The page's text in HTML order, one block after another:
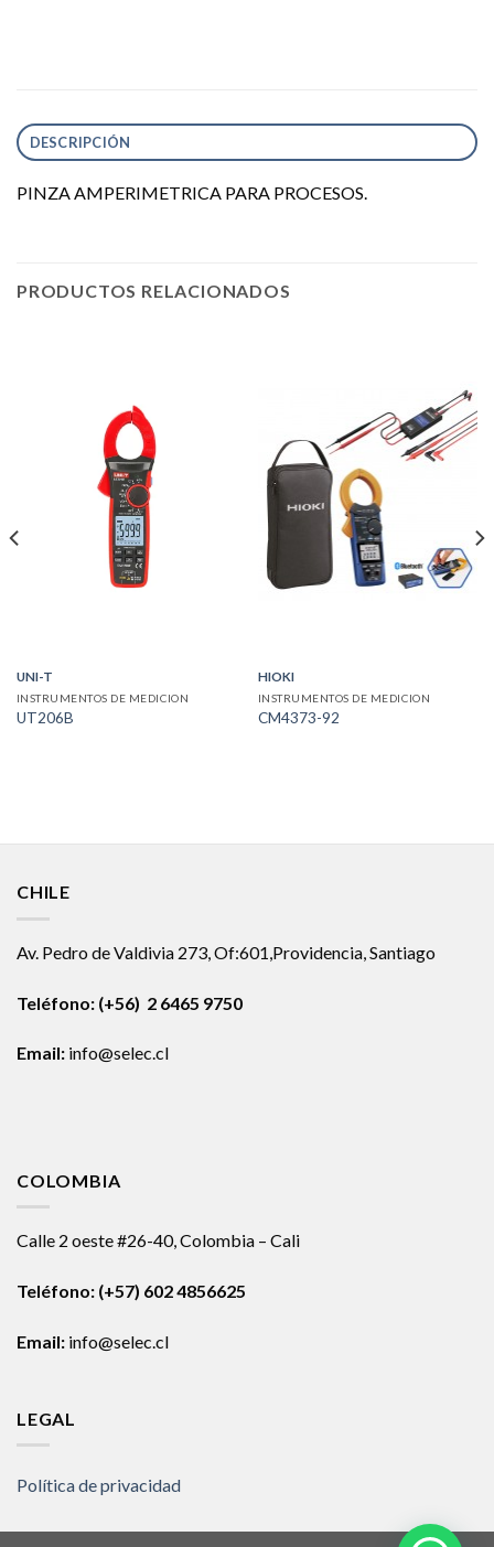
DESCRIPCIÓN
PINZA AMPERIMETRICA PARA PROCESOS.
PRODUCTOS RELACIONADOS
UNI-T
INSTRUMENTOS DE MEDICION
UT206B
HIOKI
INSTRUMENTOS DE MEDICION
CM4373-92
CHILE
Av. Pedro de Valdivia 273, Of:601,Providencia, Santiago
Teléfono: (+56) 2 6465 9750
Email: info@selec.cl
COLOMBIA
Calle 2 oeste #26-40, Colombia – Cali
Teléfono: (+57) 602 4856625
Email: info@selec.cl
LEGAL
Política de privacidad